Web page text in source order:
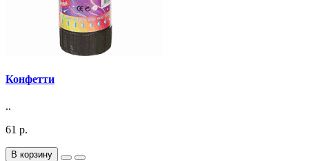
Конфетти
..
61 р.
В корзину